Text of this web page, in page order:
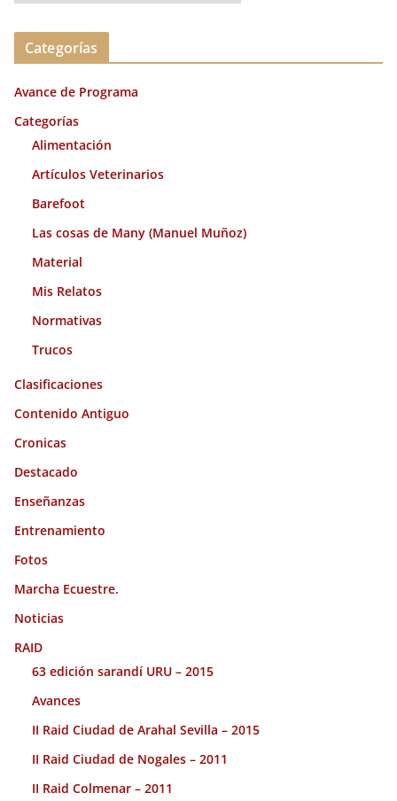
r
c
v
o
Categorías
Avance de Programa
Categorías
Alimentación
Artículos Veterinarios
Barefoot
Las cosas de Many (Manuel Muñoz)
Material
Mis Relatos
Normativas
Trucos
Clasificaciones
Contenido Antiguo
Cronicas
Destacado
Enseñanzas
Entrenamiento
Fotos
Marcha Ecuestre.
Noticias
RAID
63 edición sarandí URU – 2015
Avances
II Raid Ciudad de Arahal Sevilla – 2015
II Raid Ciudad de Nogales – 2011
II Raid Colmenar – 2011